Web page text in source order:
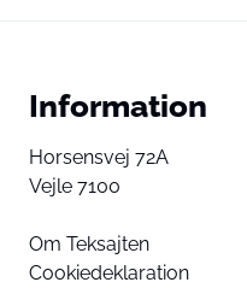
Information
Horsensvej 72A
Vejle 7100
Om Teksajten
Cookiedeklaration